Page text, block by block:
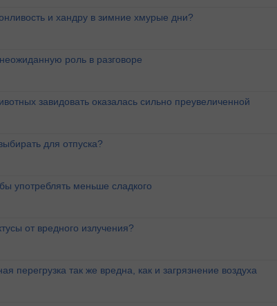
и хандру в зимние хмурые дни?
роль в разговоре
завидовать оказалась сильно преувеличенной
для отпуска?
употреблять меньше сладкого
от вредного излучения?
перегрузка так же вредна, как и загрязнение воздуха